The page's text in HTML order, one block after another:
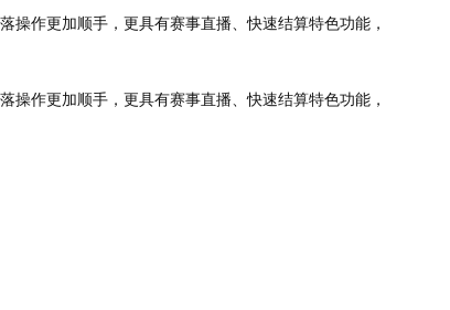
操作更加顺手，更具有赛事直播、快速结算特色功能，
操作更加顺手，更具有赛事直播、快速结算特色功能，